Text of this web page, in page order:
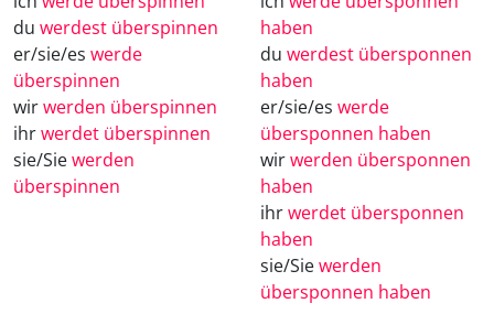
du werdest überspinnen
er/sie/es werde
überspinnen
wirwerden überspinnen
ihrwerdet überspinnen
sie/Siewerden
überspinnen
haben
du werdest übersponnen
haben
er/sie/es werde
übersponnen haben
wirwerden übersponnen
haben
ihrwerdet übersponnen
haben
sie/Siewerden
übersponnen haben